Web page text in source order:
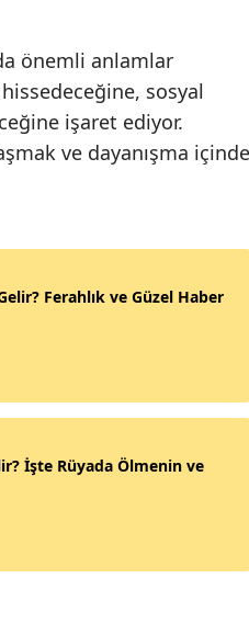
önemli anlamlar
sosyal
işaret ediyor.
ve dayanışma içinde
Ferahlık ve Güzel Haber
İşte Rüyada Ölmenin ve